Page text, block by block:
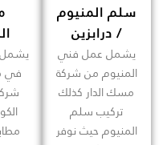
سلم المنيوم
/ درابزين
يشمل عمل فني
المنيوم من شركة
مسك الدار كذلك
تركيب سلم
المنيوم حيث نوفر
يشمل
في